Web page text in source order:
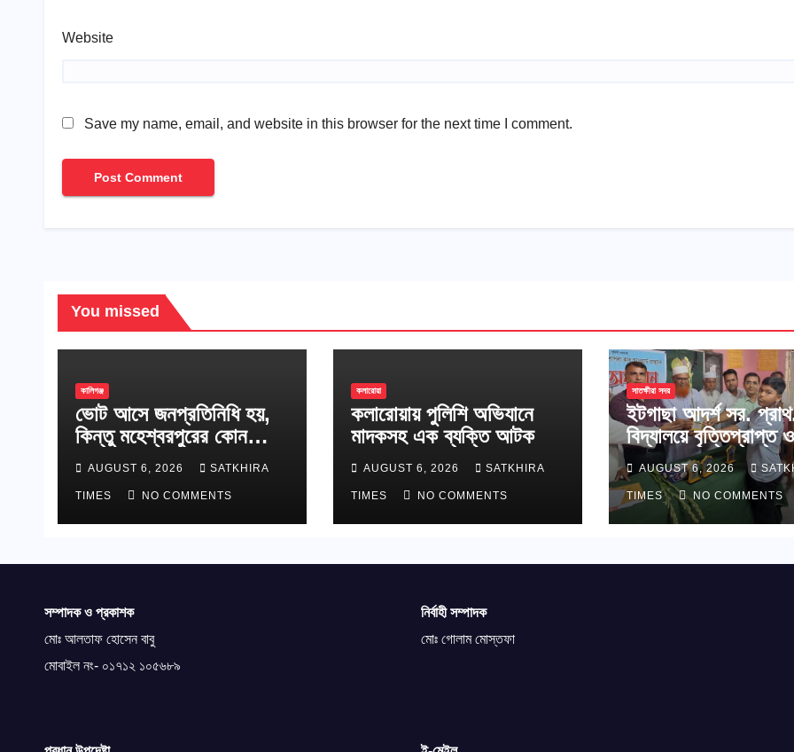
Website
Save my name, email, and website in this browser for the next time I comment.
You missed
কালিগঞ্জ
ভোট আসে জনপ্রতিনিধি হয়,
কিন্তু মহেশ্বরপুরের কোন
উন্নয়ন হয়না
AUGUST 6, 2026 SATKHIRA
TIMES NO COMMENTS
কলারোয়া
কলারোয়ায় পুলিশি অভিযানে
মাদকসহ এক ব্যক্তি আটক
AUGUST 6, 2026 SATKHIRA
TIMES NO COMMENTS
সাতক্ষীরা সদর
ইটগাছা আদর্শ সর.
বিদ্যালয়ে বৃত্তিপ্রাপ্ত ও
শাপলা কাব
শিক্ষার্থীদের সংবর্ধনা
AUGUST 6, 2026
TIMES NO COMMENTS
সম্পাদক ও প্রকাশক
মোঃ আলতাফ হোসেন বাবু
মোবাইল নং- ০১৭১২ ১০৫৬৮৯
নির্বাহী সম্পাদক
মোঃ গোলাম মোস্তফা